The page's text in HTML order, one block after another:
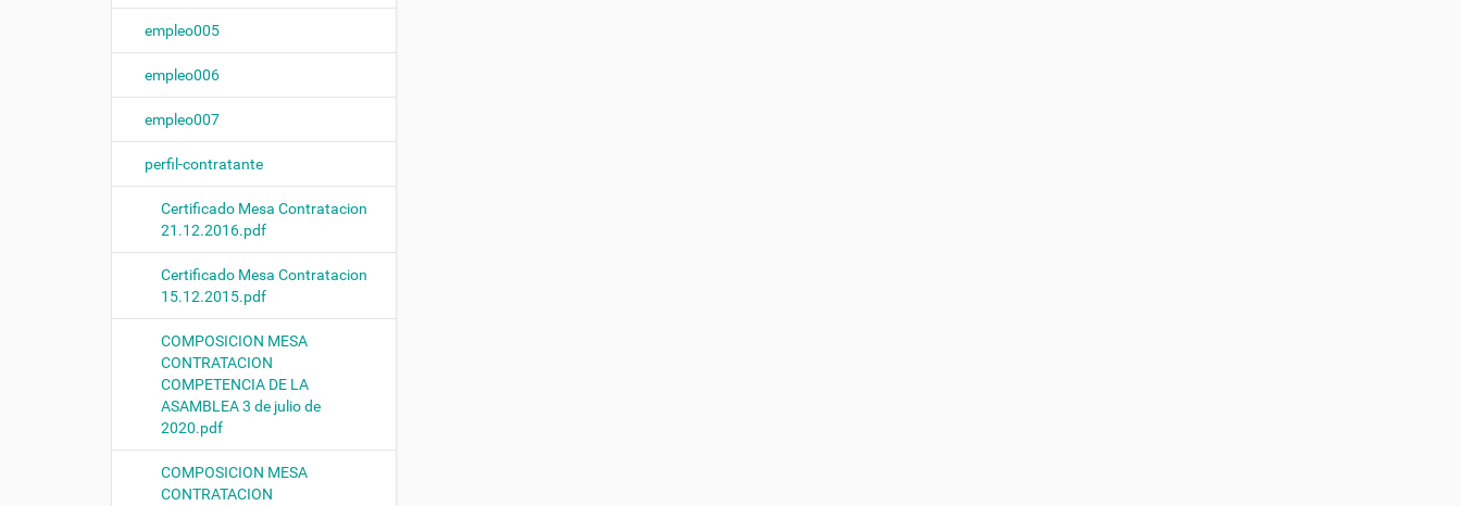
n
empleo005
empleo006
empleo007
perfil-contratante
Certificado Mesa Contratacion
21.12.2016.pdf
Certificado Mesa Contratacion
15.12.2015.pdf
COMPOSICION MESA
CONTRATACION
COMPETENCIA DE LA
ASAMBLEA 3 de julio de
2020.pdf
COMPOSICION MESA
CONTRATACION